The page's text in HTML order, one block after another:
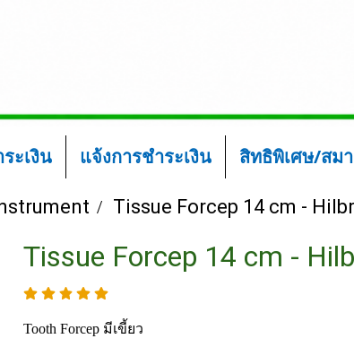
ะเงิน แจ้งการชำระเงิน สิทธิพิเศษ/สม
Tissue Forcep 14 cm -
Tissue Forcep 14 cm -
Tooth Forcep มีเขี้ยว